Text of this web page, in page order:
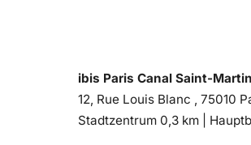
ibis Paris Canal Saint-Martin
12, Rue Louis Blanc , 75010
Entfernung
Stadtzentrum 0,3 km |